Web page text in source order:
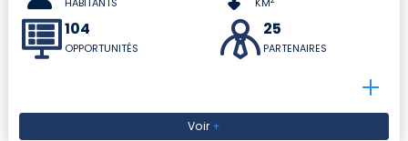
HABITANTS KM
104
OPPORTUNITÉS
25
PARTENAIRES
Voir+